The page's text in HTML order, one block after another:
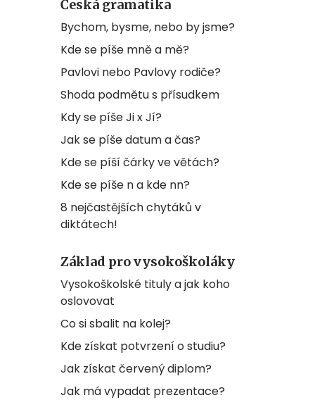
Česká gramatika
Bychom, bysme, nebo by jsme?
Kde se píše mně a mě?
Pavlovi nebo Pavlovy rodiče?
Shoda podmětu s přísudkem
Kdy se píše Ji x Jí?
Jak se píše datum a čas?
Kde se píší čárky ve větách?
Kde se píše n a kde nn?
8 nejčastějších chytáků v
diktátech!
Základ pro vysokoškoláky
Vysokoškolské tituly a jak koho
oslovovat
Co si sbalit na kolej?
Kde získat potvrzení o studiu?
Jak získat červený diplom?
Jak má vypadat prezentace?